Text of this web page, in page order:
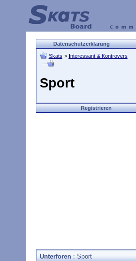
Datenschutzerklärung
Skats > Interessant & Kontrovers
Sport
Registrieren
Unterforen: Sport